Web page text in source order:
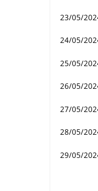
23/05/
24/05/
25/05/
26/05/
27/05/
28/05/
29/05/